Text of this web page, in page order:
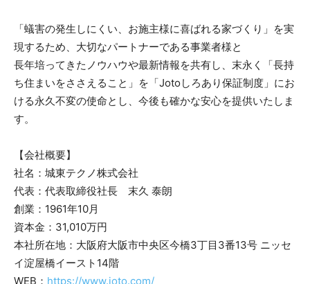
「蟻害の発生しにくい、お施主様に喜ばれる家づくり」を実
現するため、大切なパートナーである事業者様と
長年培ってきたノウハウや最新情報を共有し、末永く「長持
ち住まいをささえること」を「Jotoしろあり保証制度」にお
ける永久不変の使命とし、今後も確かな安心を提供いたしま
す。
【会社概要】
社名：城東テクノ株式会社
代表：代表取締役社長 末久 泰朗
創業：1961年10月
資本金：31,010万円
本社所在地：大阪府大阪市中央区今橋3丁目3番13号 ニッセ
イ淀屋橋イースト14階
WEB： https://www.joto.com/